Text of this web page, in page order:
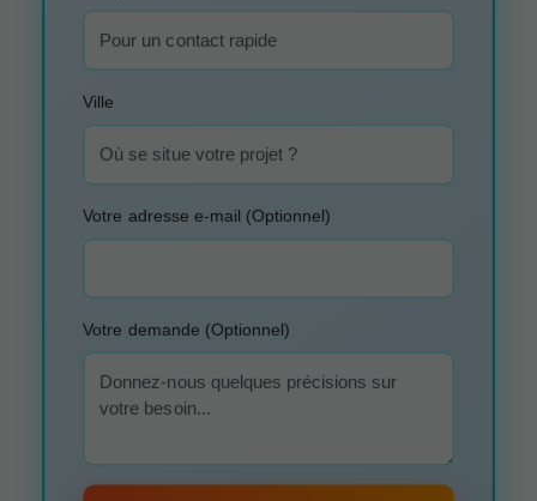
Ville
Votre adresse e-mail (Optionnel)
Votre demande (Optionnel)